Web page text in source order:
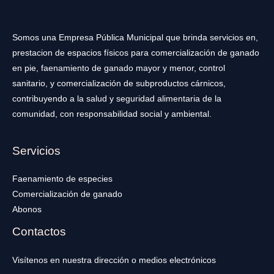
Somos una Empresa Pública Municipal que brinda servicios en,
prestacion de espacios físicos para comercialización de ganado
en pie, faenamiento de ganado mayor y menor, control
sanitario, y comercialización de subproductos cárnicos,
contribuyendo a la salud y seguridad alimentaria de la
comunidad, con responsabilidad social y ambiental.
Servicios
Faenamiento de especies
Comercialización de ganado
Abonos
Contactos
Visítenos en nuestra dirección o medios electrónicos